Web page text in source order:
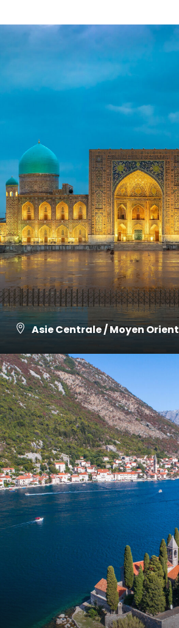
Asie Centrale / Moyen Orient
VIEW ALL TOURS